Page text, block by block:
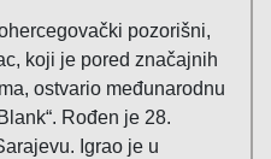
pozorišni,
koji je pored značajnih
ostvario međunarodnu
Rođen je 28.
Igrao je u